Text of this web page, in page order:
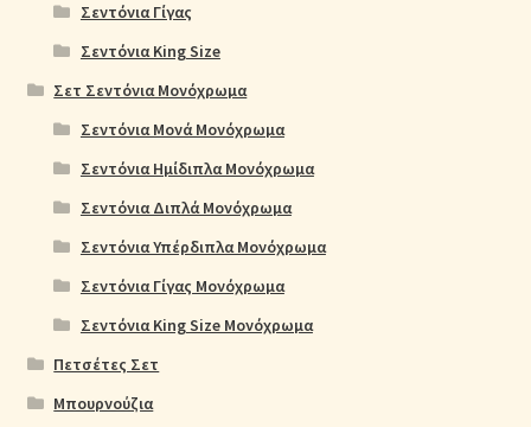
Σεντόνια Γίγας
Σεντόνια King Size
Σετ Σεντόνια Μονόχρωμα
Σεντόνια Μονά Μονόχρωμα
Σεντόνια Ημίδιπλα Μονόχρωμα
Σεντόνια Διπλά Μονόχρωμα
Σεντόνια Υπέρδιπλα Μονόχρωμα
Σεντόνια Γίγας Μονόχρωμα
Σεντόνια King Size Μονόχρωμα
Πετσέτες Σετ
Μπουρνούζια